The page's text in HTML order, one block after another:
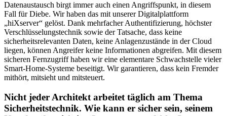
Datenaustausch birgt immer auch einen Angriffspunkt, in diesem
Fall für Diebe. Wir haben das mit unserer Digitalplattform
„hiXserver“ gelöst. Dank mehrfacher Authentifizierung, höchster
Verschlüsselungstechnik sowie der Tatsache, dass keine
sicherheitsrelevanten Daten, keine Anlagenzustände in der Cloud
liegen, können Angreifer keine Informationen abgreifen. Mit diesem
sicheren Fernzugriff haben wir eine elementare Schwachstelle vieler
Smart-Home-Systeme beseitigt. Wir garantieren, dass kein Fremder
mithört, mitsieht und mitsteuert.
Nicht jeder Architekt arbeitet täglich am Thema
Sicherheitstechnik. Wie kann er sicher sein, seinem